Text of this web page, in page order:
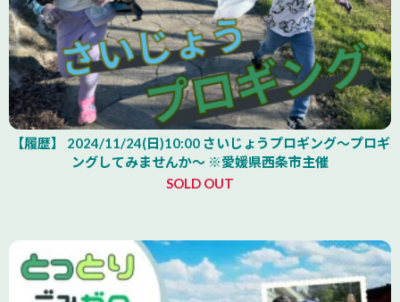
【履歴】 2024/11/24(日)10:00 さいじょうプロギング～プロギ
ングしてみませんか～ ※愛媛県西条市主催
SOLD OUT